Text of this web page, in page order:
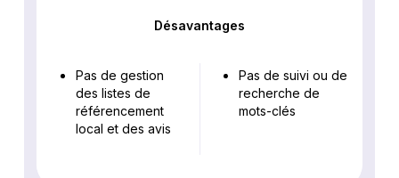
Désavantages
Pas de gestion
des listes de
référencement
local et des avis
Pas de suivi ou de
recherche de
mots-clés